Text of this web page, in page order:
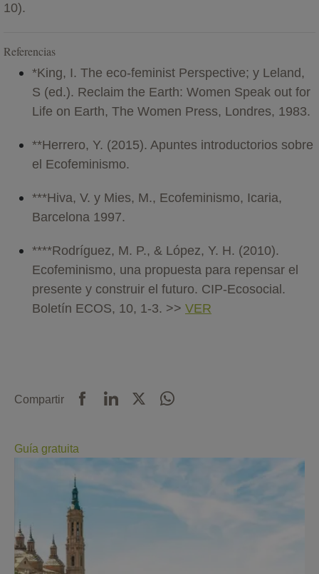
10).
Referencias
*King, I. The eco-feminist Perspective; y Leland,
S (ed.). Reclaim the Earth: Women Speak out for
Life on Earth, The Women Press, Londres, 1983.
**Herrero, Y. (2015). Apuntes introductorios sobre
el Ecofeminismo.
***Hiva, V. y Mies, M., Ecofeminismo, Icaria,
Barcelona 1997.
****Rodríguez, M. P., & López, Y. H. (2010).
Ecofeminismo, una propuesta para repensar el
presente y construir el futuro. CIP-Ecosocial.
Boletín ECOS, 10, 1-3. >> VER
Compartir
Guía gratuita